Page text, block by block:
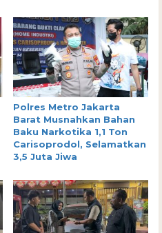
Polres Metro Jakarta
Barat Musnahkan Bahan
Baku Narkotika 1,1 Ton
Carisoprodol, Selamatkan
3,5 Juta Jiwa